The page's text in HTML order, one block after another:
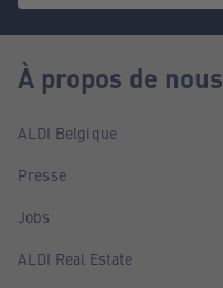
À propos de nous
ALDI Belgique
Presse
Jobs
ALDI Real Estate